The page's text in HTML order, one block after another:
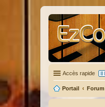
Accès rapide
Portail Forum